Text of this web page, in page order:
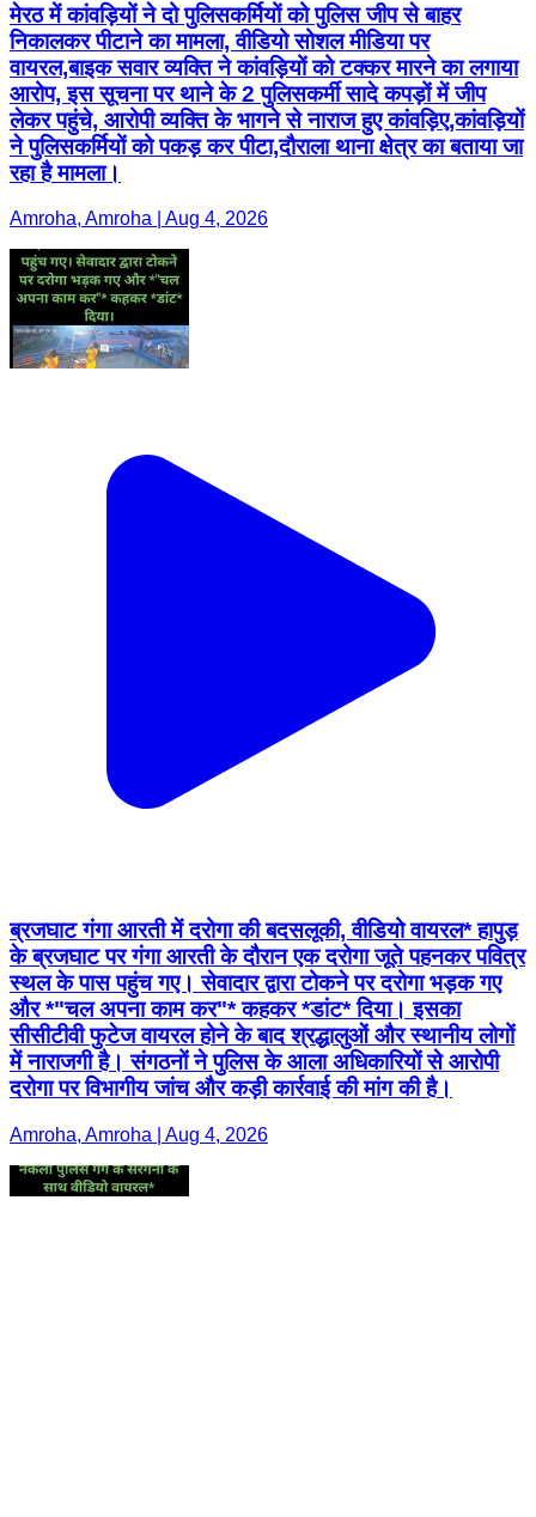
मेरठ में कांवड़ियों ने दो पुलिसकर्मियों को पुलिस जीप से बाहर
निकालकर पीटाने का मामला, वीडियो सोशल मीडिया पर
वायरल,बाइक सवार व्यक्ति ने कांवड़ियों को टक्कर मारने का लगाया
आरोप, इस सूचना पर थाने के 2 पुलिसकर्मी सादे कपड़ों में जीप
लेकर पहुंचे, आरोपी व्यक्ति के भागने से नाराज हुए कांवड़िए,कांवड़ियों
ने पुलिसकर्मियों को पकड़ कर पीटा,दौराला थाना क्षेत्र का बताया जा
रहा है मामला।
Amroha, Amroha | Aug 4, 2026
ब्रजघाट गंगा आरती में दरोगा की बदसलूकी, वीडियो वायरल* हापुड़
के ब्रजघाट पर गंगा आरती के दौरान एक दरोगा जूते पहनकर पवित्र
स्थल के पास पहुंच गए। सेवादार द्वारा टोकने पर दरोगा भड़क गए
और *"चल अपना काम कर"* कहकर *डांट* दिया। इसका
सीसीटीवी फुटेज वायरल होने के बाद श्रद्धालुओं और स्थानीय लोगों
में नाराजगी है। संगठनों ने पुलिस के आला अधिकारियों से आरोपी
दरोगा पर विभागीय जांच और कड़ी कार्रवाई की मांग की है।
Amroha, Amroha | Aug 4, 2026